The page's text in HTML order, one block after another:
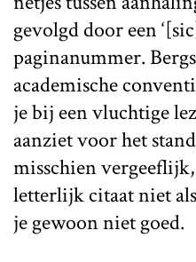
gevolgd door een
paginanummer.
academische
je bij een vluchtige
aanziet voor het
misschien
letterlijk citaat niet
je gewoon niet goed.